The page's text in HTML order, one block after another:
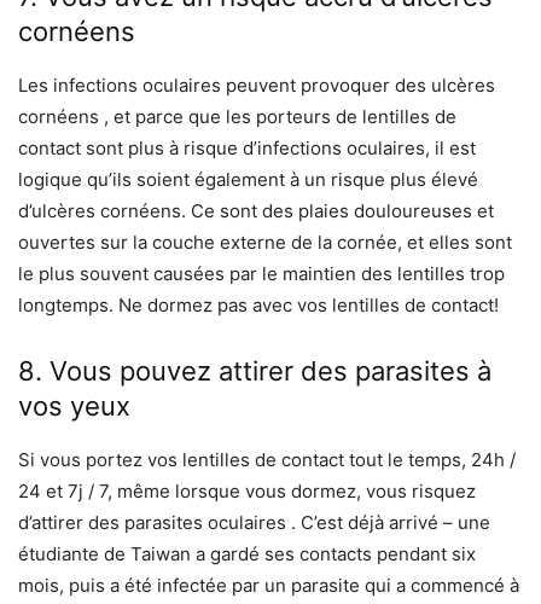
cornéens
Les infections oculaires peuvent provoquer des ulcères
cornéens , et parce que les porteurs de lentilles de
contact sont plus à risque d’infections oculaires, il est
logique qu’ils soient également à un risque plus élevé
d’ulcères cornéens. Ce sont des plaies douloureuses et
ouvertes sur la couche externe de la cornée, et elles sont
le plus souvent causées par le maintien des lentilles trop
longtemps. Ne dormez pas avec vos lentilles de contact!
8. Vous pouvez attirer des parasites à
vos yeux
Si vous portez vos lentilles de contact tout le temps, 24h /
24 et 7j / 7, même lorsque vous dormez, vous risquez
d’attirer des parasites oculaires . C’est déjà arrivé – une
étudiante de Taiwan a gardé ses contacts pendant six
mois, puis a été infectée par un parasite qui a commencé à